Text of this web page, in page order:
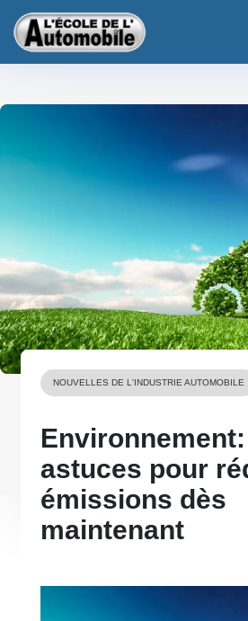
content
NOUVELLES DE L'INDUSTRIE AUTOMOBILE
astuces pour
émissions dès
maintenant